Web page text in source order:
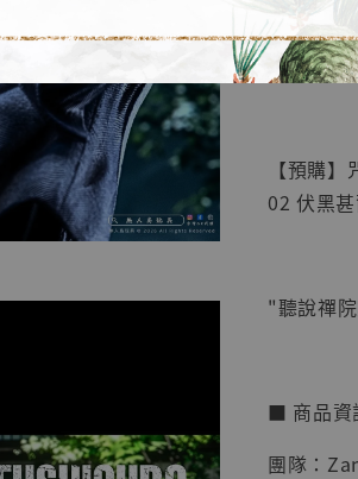
🏝【無人
【預購
02 伏黑
"聽說禪
■ 商品資
團隊：